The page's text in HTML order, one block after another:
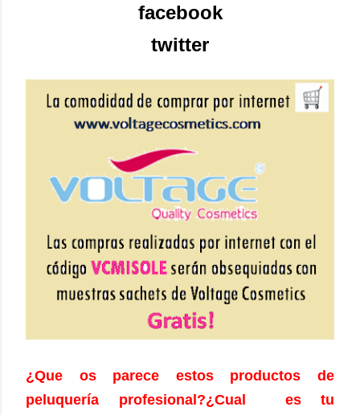
facebook
twitter
¿Que os parece estos productos de
peluquería profesional?¿Cual es tu